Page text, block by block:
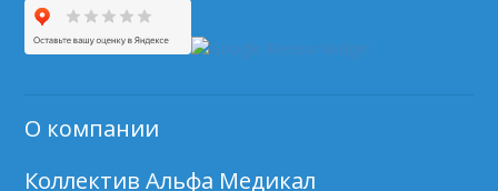
О компании
Коллектив Альфа Медикал